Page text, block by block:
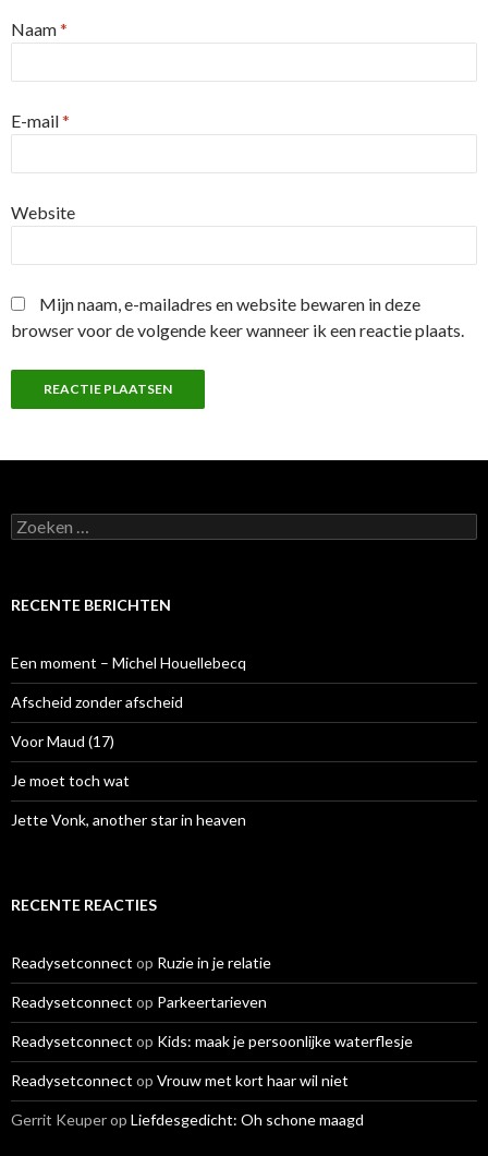
Naam*
E-mail*
Website
Mijn naam, e-mailadres en website bewaren in deze
browser voor de volgende keer wanneer ik een reactie plaats.
Z
o
e
a
a
r
:
RECENTE BERICHTEN
Een moment – Michel Houellebecq
Afscheid zonder afscheid
Voor Maud (17)
Je moet toch wat
Jette Vonk, another star in heaven
RECENTE REACTIES
Readysetconnect op Ruzie in je relatie
Readysetconnect op Parkeertarieven
Readysetconnect op Kids: maak je persoonlijke waterflesje
Readysetconnect op Vrouw met kort haar wil niet
Gerrit Keuperop Liefdesgedicht: Oh schone maagd